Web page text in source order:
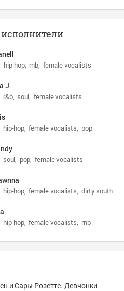
hip-hop rnb female vocalists
J
r&b soul female vocalists
hip-hop female vocalists pop
soul pop female vocalists
hip-hop female vocalists dirty south
hip-hop female vocalists rnb
и Сары Розетте. Девчонки